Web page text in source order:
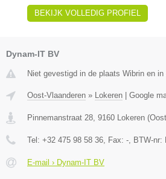
BEKIJK VOLLEDIG PROFIEL
Dynam-IT BV
Niet gevestigd in de plaats Wibrin en in
Oost-Vlaanderen » Lokeren | Google
Pinnemanstraat 28 9160 Lokeren (
Tel: +32 475 98 58 36 , Fax: - , BTW-nr:
E-mail › Dynam-IT BV